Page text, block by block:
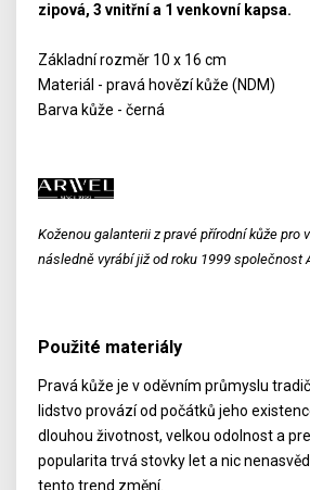
zipová, 3 vnitřní a 1 venkovní kapsa.
Základní rozměr 10 x 16 cm
Materiál - pravá hovězí kůže (NDM)
Barva kůže - černá
Koženou galanterii z pravé přírodní kůže pro
následně vyrábí již od roku 1999 společnost
Použité materiály
Pravá kůže je v oděvním průmyslu
lidstvo provází od počátků jeho
dlouhou životnost, velkou odolnost a
popularita trvá stovky let a nic
tento trend změní.